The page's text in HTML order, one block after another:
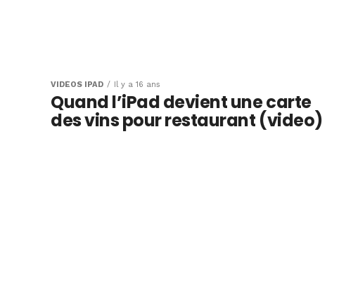
VIDÉOS IPAD Il y a 16 ans
Quand l’iPad devient une carte
des vins pour restaurant (video)